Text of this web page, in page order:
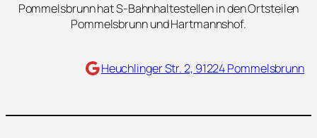
Pommelsbrunn hat S-Bahnhaltestellen in den Ortsteilen
Pommelsbrunn und Hartmannshof.
Maps Heuchlinger Str. 2, 91224 Pommelsbrunn